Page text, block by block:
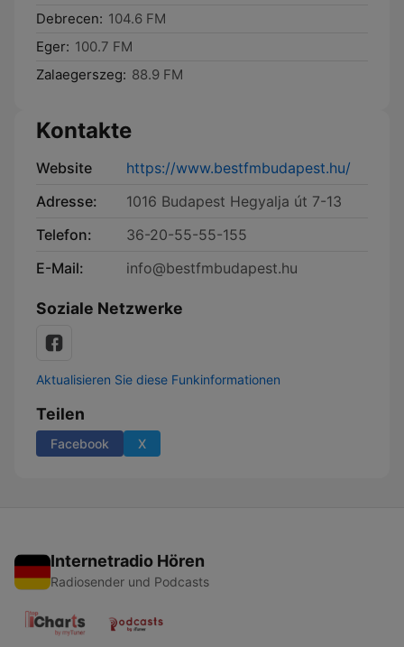
Debrecen: 104.6 FM
Eger: 100.7 FM
Zalaegerszeg: 88.9 FM
Kontakte
Website
https://www.bestfmbudapest.hu/
Adresse:
1016 Budapest Hegyalja út 7-13
Telefon:
36-20-55-55-155
E-Mail:
info@bestfmbudapest.hu
Soziale Netzwerke
Aktualisieren Sie diese Funkinformationen
Teilen
Facebook X
Internetradio Hören
Radiosender und Podcasts